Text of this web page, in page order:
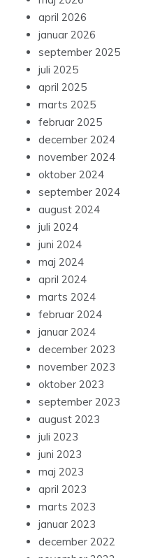
april 2026
januar 2026
september 2025
juli 2025
april 2025
marts 2025
februar 2025
december 2024
november 2024
oktober 2024
september 2024
august 2024
juli 2024
juni 2024
maj 2024
april 2024
marts 2024
februar 2024
januar 2024
december 2023
november 2023
oktober 2023
september 2023
august 2023
juli 2023
juni 2023
maj 2023
april 2023
marts 2023
januar 2023
december 2022